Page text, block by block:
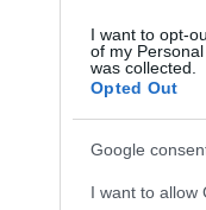
I want to opt-
of my
was collected.
Opted Out
Google
I want to allow